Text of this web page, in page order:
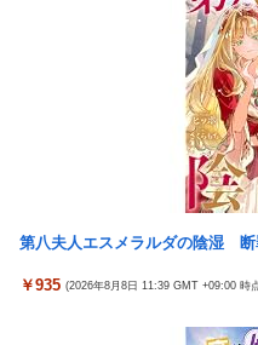
高配当をうたった「みんなで
「ドラゴンボール」新作TVア
海外「全部日本の真似だった
最新SNSの数十年先を行って
【〈物語〉シリーズ】 セガ「
ィギュア【彩色原型公開】
【悲報】 観光客「やっぱり本
スチェ」可愛い！そしてメド
第八夫人エスメラルダの陰湿 断
￥935 (2026年8月8日 11:39 GMT +09:00 時